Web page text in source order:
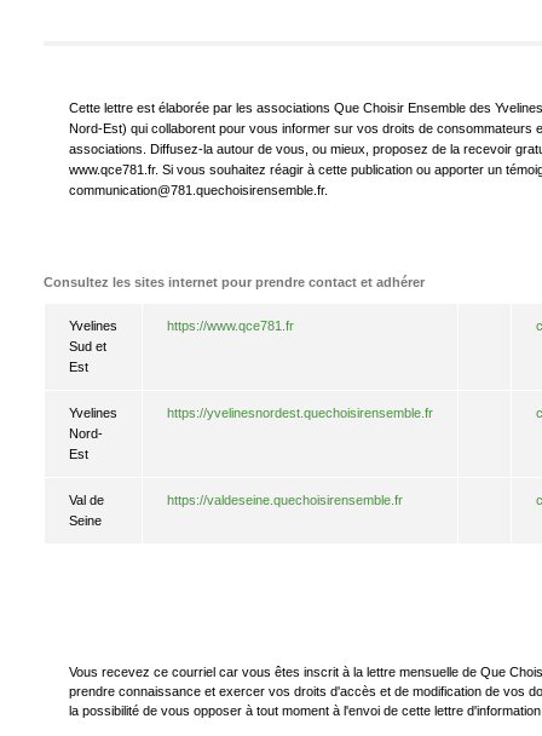
Cette lettre est élaborée par les associations Que Choisir Ensemble des
Nord-Est) qui collaborent pour vous informer sur vos droits de consommateurs
associations. Diffusez-la autour de vous, ou mieux, proposez de la recevoir
www.qce781.fr. Si vous souhaitez réagir à cette publication ou apporter un
communication@781.quechoisirensemble.fr.
Consultez les sites internet pour prendre contact et adhérer
Yvelines
Sud et
Est
https://www.qce781.fr
Yvelines
Nord-
Est
https://yvelinesnordest.quechoisirensemble.fr
Val de
Seine
https://valdeseine.quechoisirensemble.fr
Vous recevez ce courriel car vous êtes inscrit à la lettre mensuelle de Que
prendre connaissance et exercer vos droits d'accès et de modification de vos
la possibilité de vous opposer à tout moment à l'envoi de cette lettre